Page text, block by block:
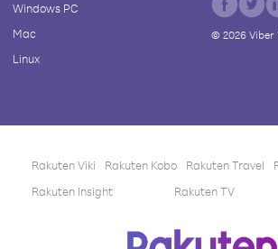
Windows PC
Mac
Linux
© 2026Viber
Rakuten Viki Rakuten Kobo Rakuten Travel
Rakuten Insight
Rakuten TV